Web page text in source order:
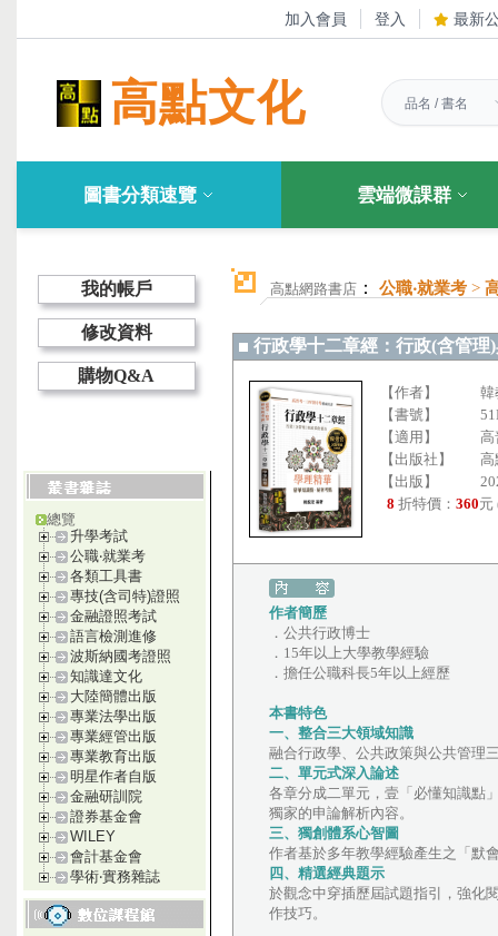
加入會員 登入 最新
高點文化
圖書分類速覽 雲端微課群
我的帳戶
修改資料
購物Q&A
總覽
升學考試
公職‧就業考
各類工具書
專技(含司特)證照
金融證照考試
語言檢測進修
波斯納國考證照
知識達文化
大陸簡體出版
專業法學出版
專業經管出版
專業教育出版
明星作者自版
金融研訓院
證券基金會
WILEY
會計基金會
學術‧實務雜誌
高點網路書店 ： 公職‧就業考 >
行政學十二章經：行政(含管理
【作者】
【書號】
【適用】
高
【出版社】
高
【出版】
8 折特價： 360元
作者簡歷
．公共行政博士
．15年以上大學教學經驗
．擔任公職科長5年以上經歷
本書特色
一、整合三大領域知識
融合行政學、公共政策與公共管理
二、單元式深入論述
各章分成二單元，壹「必懂知識點
獨家的申論解析內容。
三、獨創體系心智圖
作者基於多年教學經驗產生之「默
四、精選經典題示
於觀念中穿插歷屆試題指引，強化
作技巧。